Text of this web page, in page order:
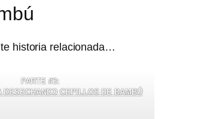
historia relacionada…
PARTE #3:
DESECHANDO CEPILLOS DE BAMBÚ